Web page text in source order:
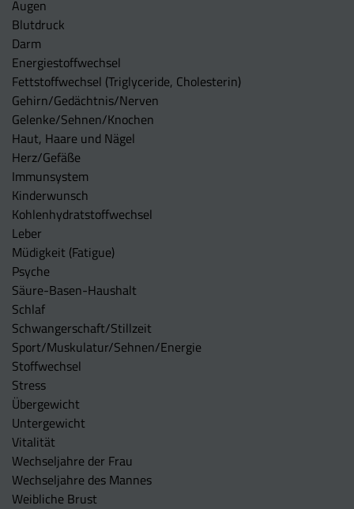
Augen
Blutdruck
Darm
Energiestoffwechsel
Fettstoffwechsel (Triglyceride, Cholesterin)
Gehirn/Gedächtnis/Nerven
Gelenke/Sehnen/Knochen
Haut, Haare und Nägel
Herz/Gefäße
Immunsystem
Kinderwunsch
Kohlenhydratstoffwechsel
Leber
Müdigkeit (Fatigue)
Psyche
Säure-Basen-Haushalt
Schlaf
Schwangerschaft/Stillzeit
Sport/Muskulatur/Sehnen/Energie
Stoffwechsel
Stress
Übergewicht
Untergewicht
Vitalität
Wechseljahre der Frau
Wechseljahre des Mannes
Weibliche Brust